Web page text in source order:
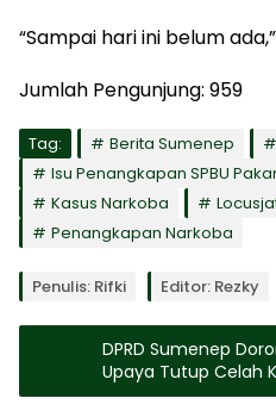
“Sampai hari ini belum
Jumlah Pengunjung: 959
Tag: Berita Sumenep
Isu Penangkapan SPBU
Kasus Narkoba
Penangkapan Narkoba
Penulis: Rifki Editor: Rezky
DPRD Sumenep
Upaya Tutup Celah